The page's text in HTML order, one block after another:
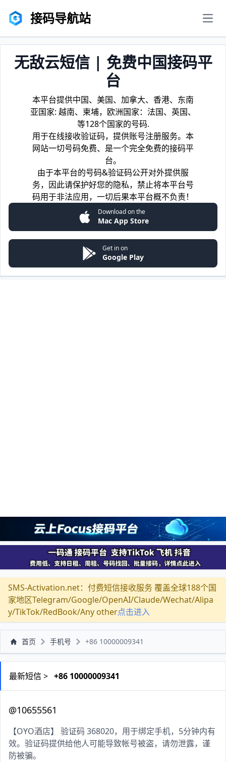
接码导航站
无敌云短信 | 免费中国接码平
台
本平台提供中国、美国、加拿大、香港、东南
亚国家: 越南、柬埔，欧洲国家：法国、英国、
等128个国家的号码.
用于在线接收验证码，提供账号注册服务。本
网站一切号码免费、是一个完全免费的接码平
台。
由于本平台的号码&验证码公开对外提供服
务，因此请保护好您的隐私，禁止将本平台号
码用于非法应用，一切后果本平台概不负责！
Download on the
Mac App Store
Get in on
Google Play
SMS-Activation.net：付费短信接收服务 覆盖全球188个国
家地区Telegram/Google/OpenAI/Claude/Wechat/Alipa
y/TikTok/RedBook/Any other点击进入
首页 手机号 +86 10000009341
最新短信 > +86 10000009341
@10655561
【OYO酒店】 验证码 368020，用于绑定手机，5分钟内有
效。验证码提供给他人可能导致帐号被盗，请勿泄露，谨
防被骗。